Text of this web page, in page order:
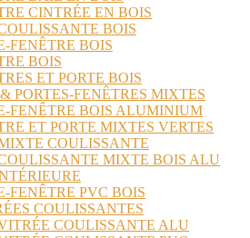
CINTRÉE EN BOIS
BOIS
FENÊTRE BOIS
BOIS
ET PORTE BOIS
PORTES-FENÊTRES MIXTES
FENÊTRE BOIS ALUMINIUM
ET PORTE MIXTES VERTES
COULISSANTE
MIXTE BOIS ALU
FENÊTRE PVC BOIS
COULISSANTES
COULISSANTE ALU